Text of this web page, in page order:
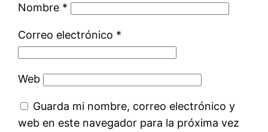
Nombre *
Correo electrónico *
Web
Guarda mi nombre, correo electrónico y
web en este navegador para la próxima vez